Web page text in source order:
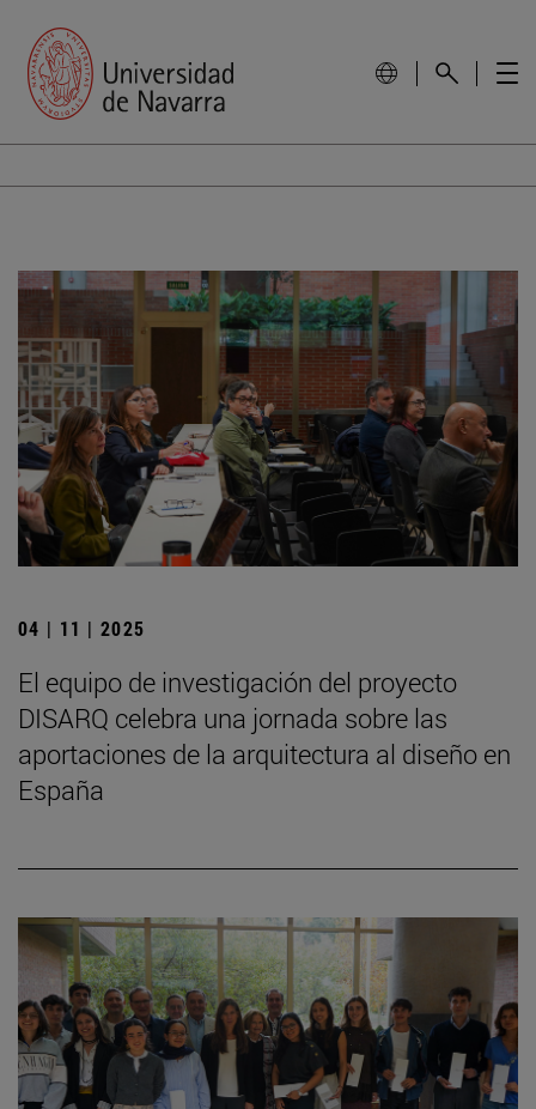
04 | 11 | 2025
El equipo de investigación del proyecto
DISARQ celebra una jornada sobre las
aportaciones de la arquitectura al diseño en
España